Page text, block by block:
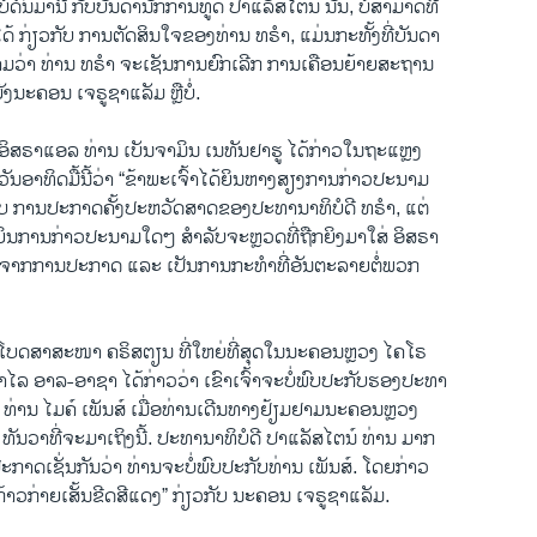
ດົນມານີ້ ກັບບັນດານັກການທູດ ປາແລັສໄຕນ໌ ນັ້ນ, ບໍ່ສາມາດທີ່
ກ່ຽວກັບ ການຕັດສິນໃຈຂອງທ່ານ ທຣຳ, ແມ່ນກະທັ້ງທີ່ບັນດາ
ວ່າ ທ່ານ ທຣຳ ຈະເຊັນການຍົກເລີກ ການເຄືອນຍ້າຍສະຖານ
ນະຄອນ ເຈຣູຊາແລັມ ຫຼືບໍ່.
ຣາແອລ ທ່ານ ເບັນຈາມິນ ເນທັນຢາຮູ ໄດ້ກ່າວໃນຖະແຫຼງ
ອາທິດມື້ນີ້ວ່າ “ຂ້າພະເຈົ້າໄດ້ຍິນຫາງສຽງການກ່າວປະນາມ
ການປະກາດຄັ້ງປະຫວັດສາດຂອງປະທານາທິບໍດີ ທຣຳ, ແຕ່
ນການກ່າວປະນາມໃດໆ ສຳລັບຈະຫຼວດທີ່ຖືກຍິງມາໃສ່ ອິສຣາ
ກການປະກາດ ແລະ ເປັນການກະທຳທີ່ອັນຕະລາຍຕໍ່ພວກ
ດສາສະໜາ ຄຣິສຕຽນ ທີ່ໃຫຍ່ທີ່ສຸດໃນນະຄອນຫຼວງ ໄຄໂຣ
ລ ອາລ-ອາຊາ ໄດ້ກ່າວວ່າ ເຂົາເຈົ້າຈະບໍ່ພົບປະກັບຮອງປະທາ
ານ ໄມຄ໌ ເພັນສ໌ ເມື່ອທ່ານເດີນທາງຢ້ຽມຢາມນະຄອນຫຼວງ
ນວາທີ່ຈະມາເຖິງນີ້. ປະທານາທິບໍດີ ປາແລັສໄຕນ໌ ທ່ານ ມາກ
ກາດເຊັ່ນກັນວ່າ ທ່ານຈະບໍ່ພົບປະກັບທ່ານ ເພັນສ໌. ໂດຍກ່າວ
ວກ່າຍເສັ້ນຂີດສີແດງ” ກ່ຽວກັບ ນະຄອນ ເຈຣູຊາແລັມ.